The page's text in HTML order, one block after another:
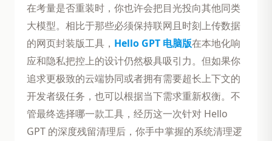
在考量是否重装时，你也许会把目光投向其他同类
大模型。相比于那些必须保持联网且时刻上传数据
的网页封装版工具， Hello GPT 电脑版在本地化响
应和隐私把控上的设计仍然极具吸引力。但如果你
追求更极致的云端协同或者拥有需要超长上下文的
开发者级任务，也可以根据当下需求重新权衡。不
管最终选择哪一款工具，经历这一次针对 Hello
GPT 的深度残留清理后，你手中掌握的系统清理逻